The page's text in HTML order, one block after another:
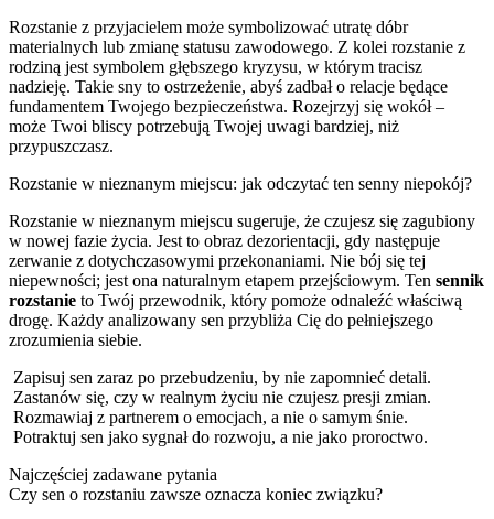
Rozstanie z przyjacielem może symbolizować utratę dóbr
materialnych lub zmianę statusu zawodowego. Z kolei rozstanie z
rodziną jest symbolem głębszego kryzysu, w którym tracisz
nadzieję. Takie sny to ostrzeżenie, abyś zadbał o relacje będące
fundamentem Twojego bezpieczeństwa. Rozejrzyj się wokół –
może Twoi bliscy potrzebują Twojej uwagi bardziej, niż
przypuszczasz.
Rozstanie w nieznanym miejscu: jak odczytać ten senny niepokój?
Rozstanie w nieznanym miejscu sugeruje, że czujesz się zagubiony
w nowej fazie życia. Jest to obraz dezorientacji, gdy następuje
zerwanie z dotychczasowymi przekonaniami. Nie bój się tej
niepewności; jest ona naturalnym etapem przejściowym. Ten sennik
rozstanie to Twój przewodnik, który pomoże odnaleźć właściwą
drogę. Każdy analizowany sen przybliża Cię do pełniejszego
zrozumienia siebie.
Zapisuj sen zaraz po przebudzeniu, by nie zapomnieć detali.
Zastanów się, czy w realnym życiu nie czujesz presji zmian.
Rozmawiaj z partnerem o emocjach, a nie o samym śnie.
Potraktuj sen jako sygnał do rozwoju, a nie jako proroctwo.
Najczęściej zadawane pytania
Czy sen o rozstaniu zawsze oznacza koniec związku?